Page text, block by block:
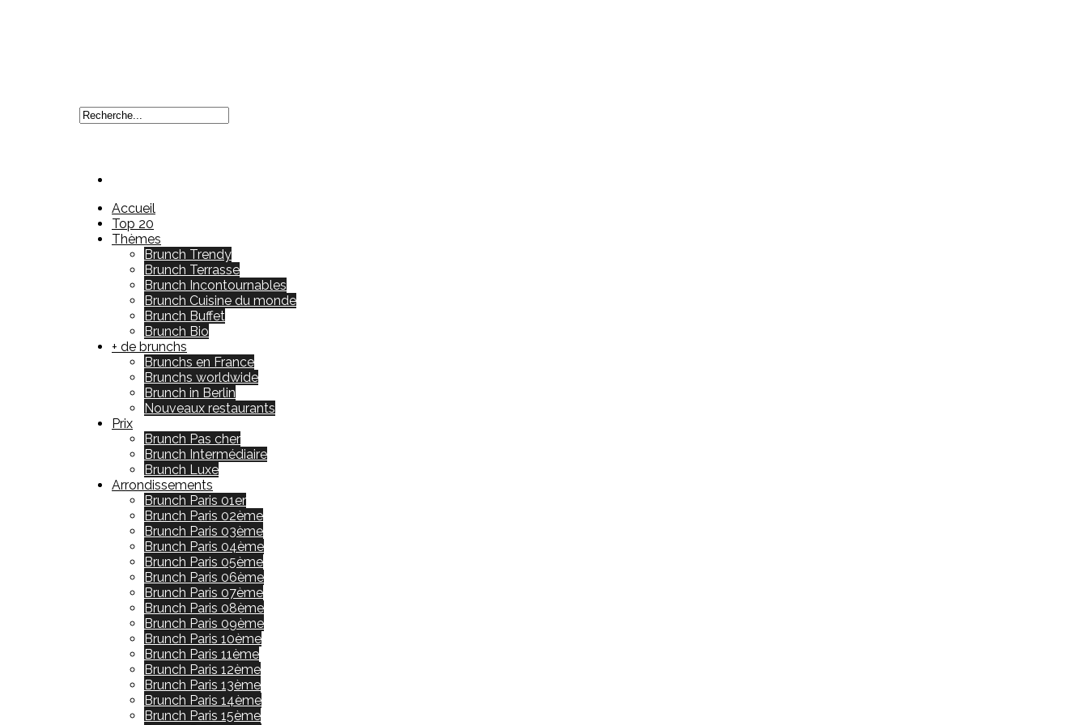
Accueil
Top 20
Thèmes
Brunch Trendy
Brunch Terrasse
Brunch Incontournables
Brunch Cuisine du monde
Brunch Buffet
Brunch Bio
+ de brunchs
Brunchs en France
Brunchs worldwide
Brunch in Berlin
Nouveaux restaurants
Prix
Brunch Pas cher
Brunch Intermédiaire
Brunch Luxe
Arrondissements
Brunch Paris 01er
Brunch Paris 02ème
Brunch Paris 03ème
Brunch Paris 04ème
Brunch Paris 05ème
Brunch Paris 06ème
Brunch Paris 07ème
Brunch Paris 08ème
Brunch Paris 09ème
Brunch Paris 10ème
Brunch Paris 11ème
Brunch Paris 12ème
Brunch Paris 13ème
Brunch Paris 14ème
Brunch Paris 15ème